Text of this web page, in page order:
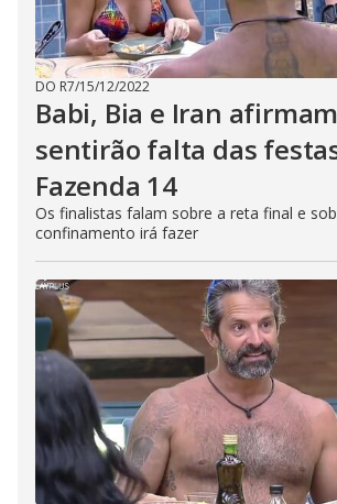
DO R7/15/12/2022
Babi, Bia e Iran
sentirão falta das
Fazenda 14
Os finalistas falam sobre a reta final e
confinamento irá fazer